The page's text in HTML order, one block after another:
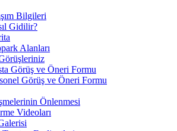
Bilgileri
Gidilir?
Alanları
Görüş ve Öneri Formu
Görüş ve Öneri Formu
Önlenmesi
Videoları